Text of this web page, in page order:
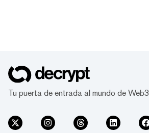
Tu puerta de entrada al mundo de Web3